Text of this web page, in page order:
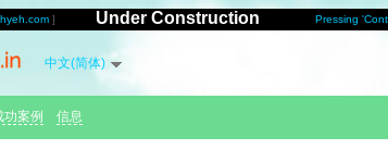
] Under Construction Pressing
中文(简体)
功案例 信息